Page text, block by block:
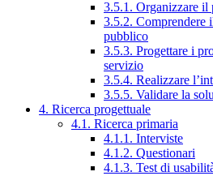
3.5.1. Organizzare il
3.5.2. Comprendere
pubblico
3.5.3. Progettare i
servizio
3.5.4. Realizzare
3.5.5. Validare la
4. Ricerca progettuale
4.1. Ricerca primaria
4.1.1. Interviste
4.1.2. Questionari
4.1.3. Test di